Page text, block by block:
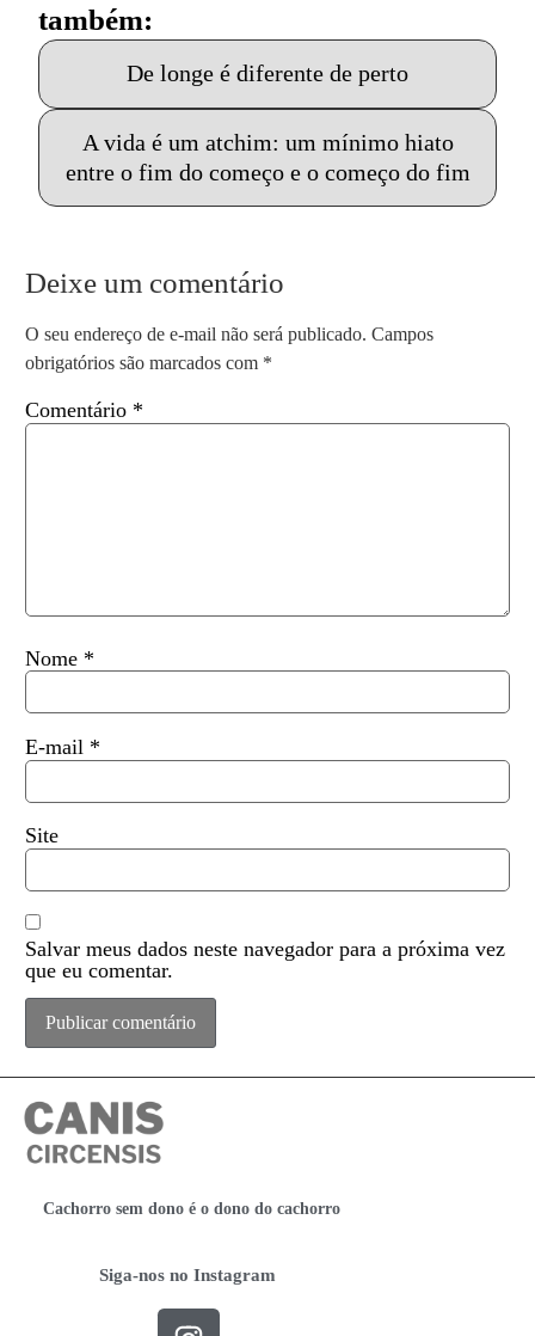
também:
De longe é diferente de perto
A vida é um atchim: um mínimo hiato
entre o fim do começo e o começo do fim
Deixe um comentário
O seu endereço de e-mail não será publicado. Campos
obrigatórios são marcados com *
Comentário *
Nome *
E-mail *
Site
Salvar meus dados neste navegador para a próxima vez
que eu comentar.
Cachorro sem dono é o dono do cachorro
Siga-nos no Instagram